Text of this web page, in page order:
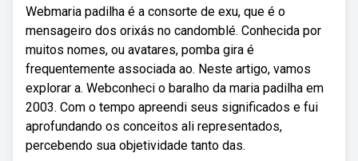
Webmaria padilha é a consorte de exu, que é o
mensageiro dos orixás no candomblé. Conhecida por
muitos nomes, ou avatares, pomba gira é
frequentemente associada ao. Neste artigo, vamos
explorar a. Webconheci o baralho da maria padilha em
2003. Com o tempo apreendi seus significados e fui
aprofundando os conceitos ali representados,
percebendo sua objetividade tanto das.